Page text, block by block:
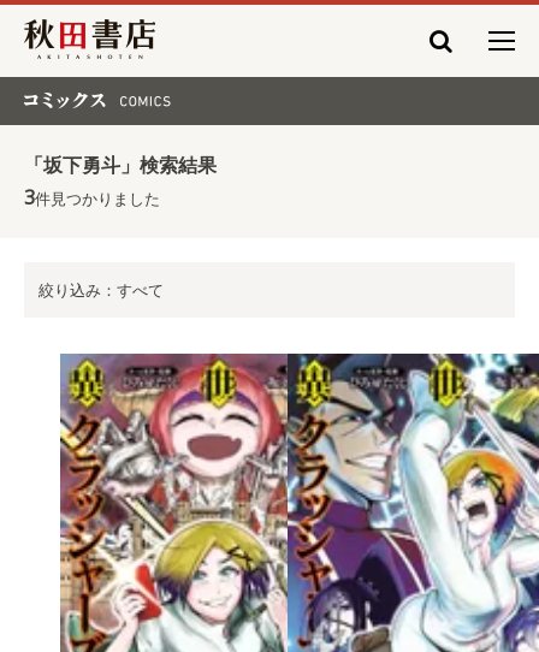
秋田書店
「坂下勇斗」検索結果
3件見つかりました
絞り込み：すべて